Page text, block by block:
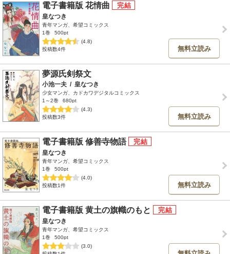
電子書籍版 花情曲
皇なつき
青年マンガ、希望コミックス
1巻
500pt
(4.8)
投稿数4件
無料立読み
夢源氏剣祭文
小池一夫 / 皇なつき
少女マンガ、カドカワデジタルコミックス
1～2巻
680pt
(4.3)
投稿数3件
無料立読み
電子書籍版 修善寺物語
皇なつき
青年マンガ、希望コミックス
1巻
500pt
(4.0)
投稿数1件
無料立読み
電子書籍版 黄土の旗幟のもと
皇なつき
青年マンガ、希望コミックス
1巻
500pt
(3.0)